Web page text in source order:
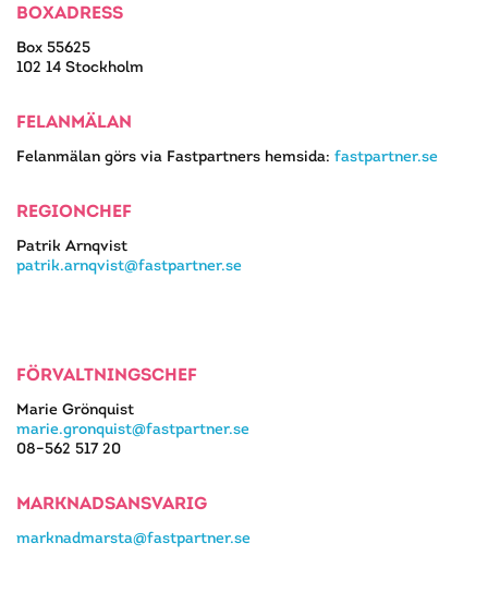
BOXADRESS
Box 55625
102 14 Stockholm
FELANMÄLAN
Felanmälan görs via Fastpartners hemsida: fastpartner.se
REGIONCHEF
Patrik Arnqvist
patrik.arnqvist@fastpartner.se
FÖRVALTNINGSCHEF
Marie Grönquist
marie.gronquist@fastpartner.se
08–562 517 20
MARKNADSANSVARIG
marknadmarsta@fastpartner.se